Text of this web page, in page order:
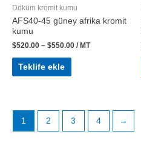
Döküm kromit kumu
AFS40-45 güney afrika kromit
kumu
$520.00 – $550.00 / MT
Teklife ekle
1 2 3 4 →